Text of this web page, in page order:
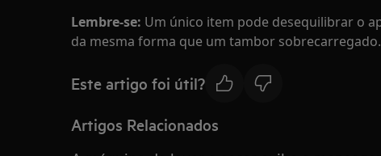
Lembre-se: Um único item pode desequilibrar o
da mesma forma que um tambor sobrecarregado.
Este artigo foi útil?
Artigos Relacionados